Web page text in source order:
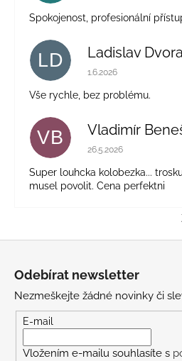
Spokojenost, profesionální
LD Ladislav
Hodnocení obchodu
1.6.2026
Vše rychle, bez problému.
VB Vladimír
Hodnocení obchodu
26.5.2026
Super louhcka kolobezka...
musel povolit. Cena perfektni
Odebírat newsletter
Nezmeškejte žádné novinky či
E-mail
Vložením e-mailu souhlasíte s